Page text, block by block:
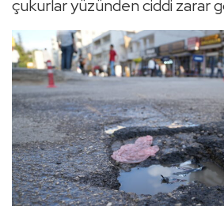
çukurlar yüzünden ciddi zarar